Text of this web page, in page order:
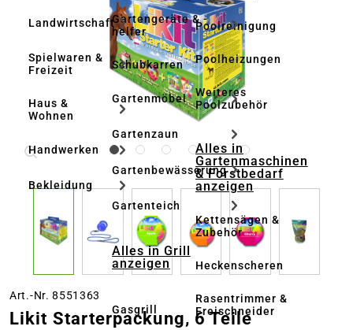
Landwirtschaft
Spielwaren &
Freizeit
Haus &
Wohnen
Handwerken
Bekleidung
Gartengeräte & -
helfer
Schubkarren
Gartenmöbel
Gartenzaun
Gartenbewässerung
Gartenteich
Alles in Grill
anzeigen
Gasgrill
Poolreinigung
Poolheizungen
Weiteres
Poolzubehör
Alles in
Gartenmaschinen
& Forstbedarf
anzeigen
Kettensägen &
Zubehör
Heckenscheren
Rasentrimmer &
Freischneider
Art.-Nr. 8551363
Likit Starterpackung, 6 Teile